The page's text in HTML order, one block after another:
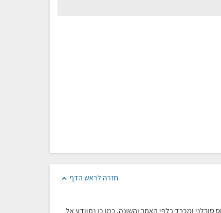
חזרה לראש הדף
סובלני ומכבד כלפי האחר והשונה. כמו כן נתוודע אל